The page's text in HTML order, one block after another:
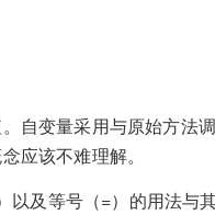
自变量采用与原始方法
应该不难理解。
及等号（=）的用法与